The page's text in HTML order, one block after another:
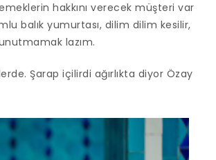
hakkını verecek müşteri var
balık yumurtası, dilim dilim kesilir,
lazım.
Şarap içilirdi ağırlıkta diyor Özay